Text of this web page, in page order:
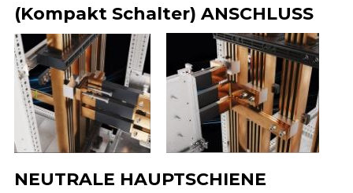
(Kompakt Schalter) ANSCHLUSS
NEUTRALE HAUPTSCHIENE